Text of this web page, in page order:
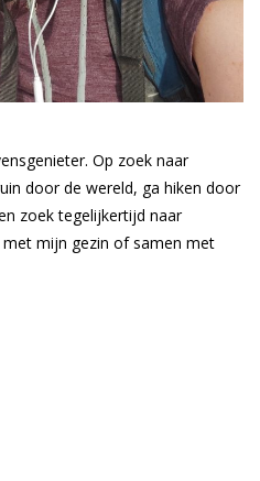
Op zoek naar
door de wereld, ga hiken door
zoek tegelijkertijd naar
met mijn gezin of samen met